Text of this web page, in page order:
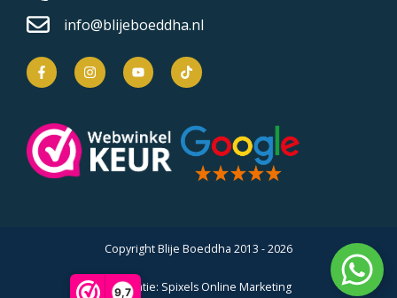
9,7
info@blijeboeddha.nl
Copyright Blije Boeddha 2013 - 2026
Realisatie: Spixels Online Marketing